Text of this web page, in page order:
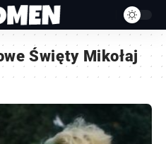
Święty Mikołaj